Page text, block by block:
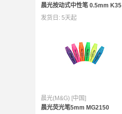
晨光按动式中性笔 0.5mm K35
发货日: 5天起
晨光(M&G) [中国]
晨光荧光笔5mm MG2150